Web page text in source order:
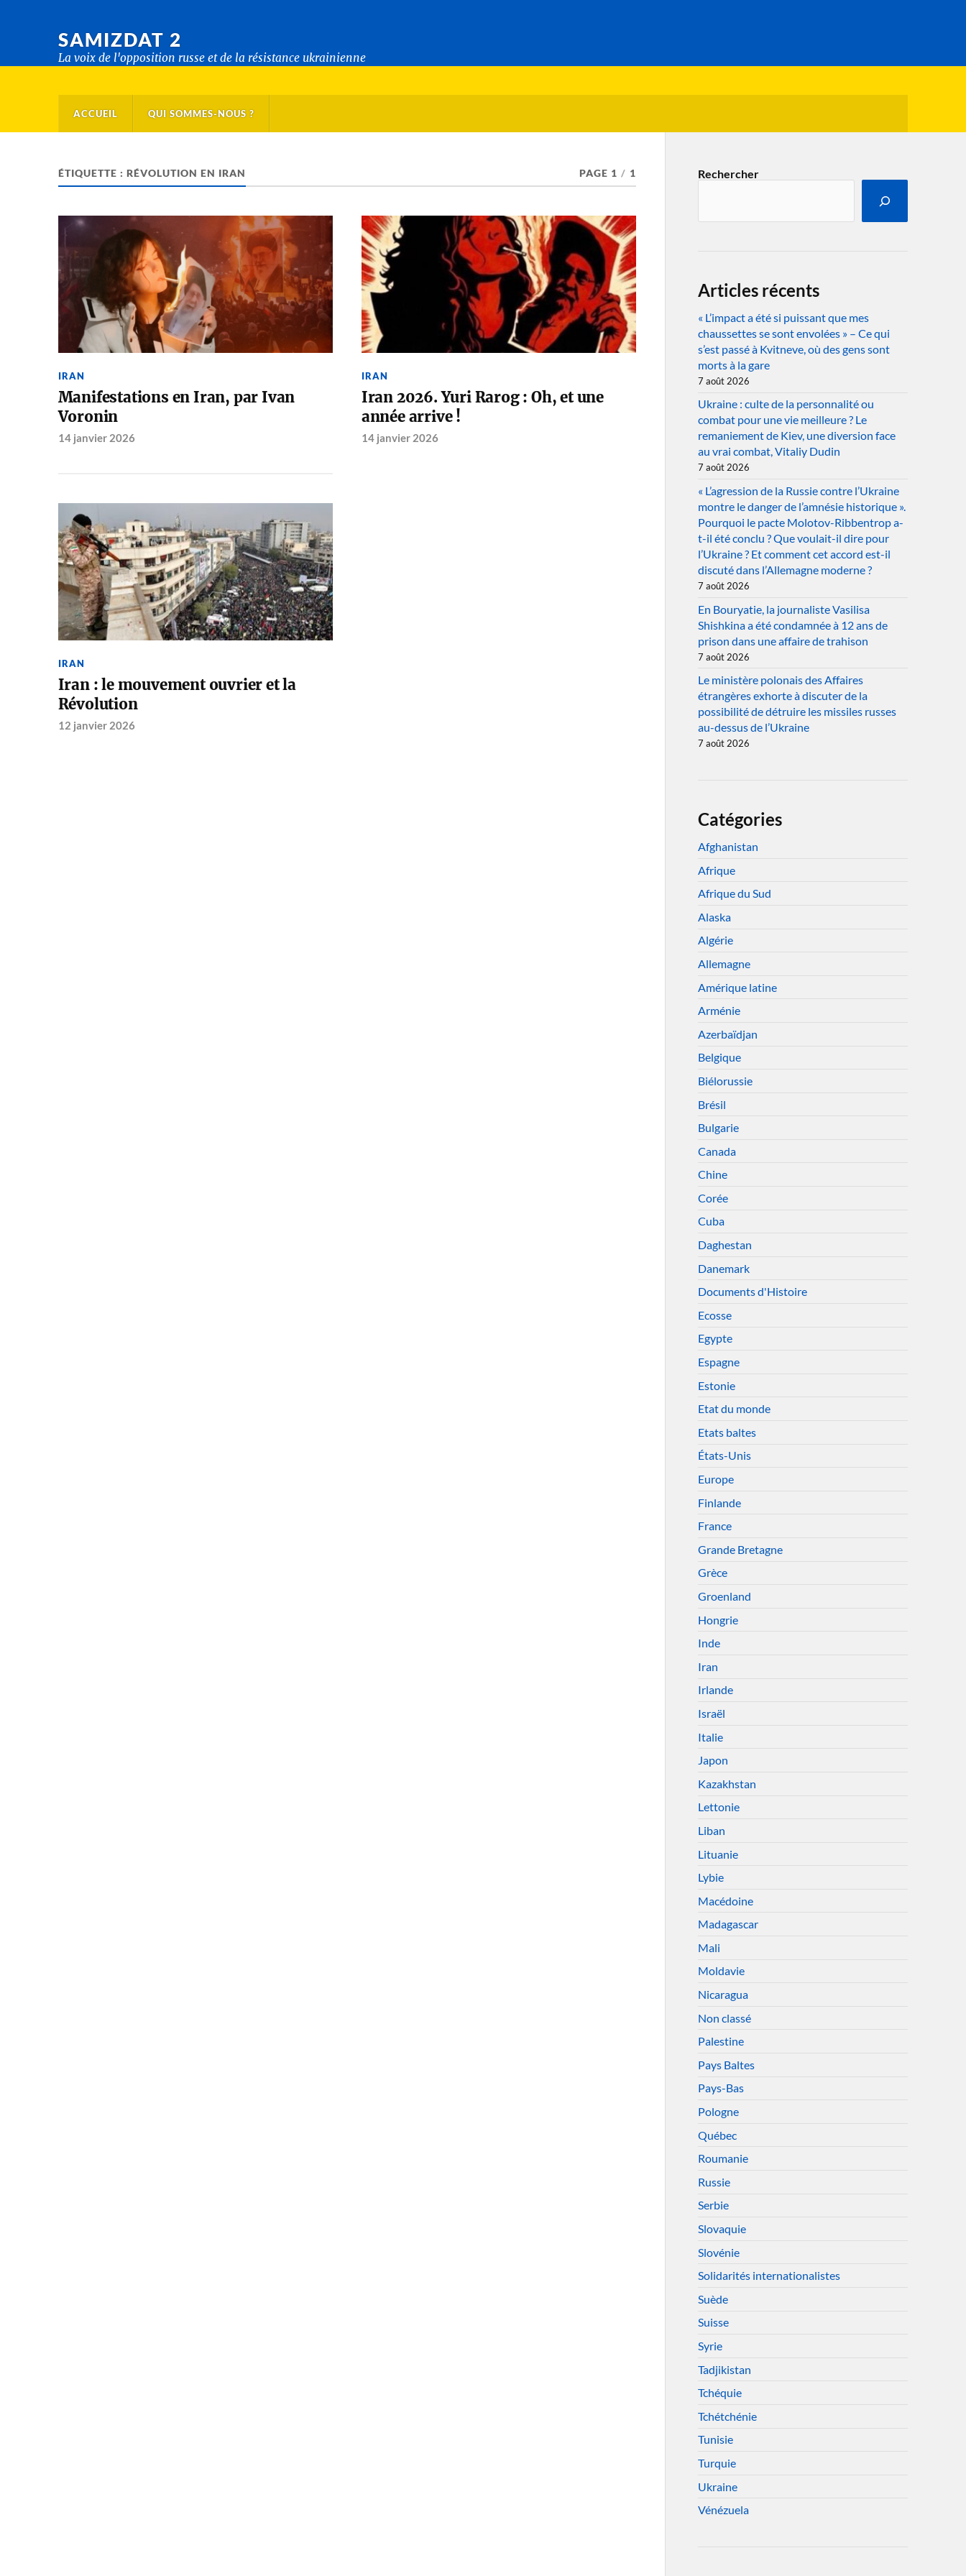
SAMIZDAT 2
La voix de l'opposition russe et de la résistance ukrainienne
ACCUEIL QUI SOMMES-NOUS ?
ÉTIQUETTE : RÉVOLUTION EN IRAN PAGE 1 / 1
IRAN
Manifestations en Iran, par Ivan
Voronin
14 janvier 2026
IRAN
Iran 2026. Yuri Rarog : Oh, et une
année arrive !
14 janvier 2026
IRAN
Iran : le mouvement ouvrier et la
Révolution
12 janvier 2026
Rechercher
Articles récents
« L’impact a été si puissant que mes
chaussettes se sont envolées » – Ce qui
s’est passé à Kvitneve, où des gens sont
morts à la gare
7 août 2026
Ukraine : culte de la personnalité ou
combat pour une vie meilleure ? Le
remaniement de Kiev, une diversion face
au vrai combat, Vitaliy Dudin
7 août 2026
« L’agression de la Russie contre l’Ukraine
montre le danger de l’amnésie historique ».
Pourquoi le pacte Molotov-Ribbentrop a-
t-il été conclu ? Que voulait-il dire pour
l’Ukraine ? Et comment cet accord est-il
discuté dans l’Allemagne moderne ?
7 août 2026
En Bouryatie, la journaliste Vasilisa
Shishkina a été condamnée à 12 ans de
prison dans une affaire de trahison
7 août 2026
Le ministère polonais des Affaires
étrangères exhorte à discuter de la
possibilité de détruire les missiles russes
au-dessus de l’Ukraine
7 août 2026
Catégories
Afghanistan
Afrique
Afrique du Sud
Alaska
Algérie
Allemagne
Amérique latine
Arménie
Azerbaïdjan
Belgique
Biélorussie
Brésil
Bulgarie
Canada
Chine
Corée
Cuba
Daghestan
Danemark
Documents d'Histoire
Ecosse
Egypte
Espagne
Estonie
Etat du monde
Etats baltes
États-Unis
Europe
Finlande
France
Grande Bretagne
Grèce
Groenland
Hongrie
Inde
Iran
Irlande
Israël
Italie
Japon
Kazakhstan
Lettonie
Liban
Lituanie
Lybie
Macédoine
Madagascar
Mali
Moldavie
Nicaragua
Non classé
Palestine
Pays Baltes
Pays-Bas
Pologne
Québec
Roumanie
Russie
Serbie
Slovaquie
Slovénie
Solidarités internationalistes
Suède
Suisse
Syrie
Tadjikistan
Tchéquie
Tchétchénie
Tunisie
Turquie
Ukraine
Vénézuela